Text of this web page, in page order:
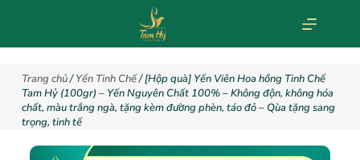
Trang chủ/Yến Tinh Chế/ [Hộp quà] Yến Viên Hoa hồng Tinh Chế
Tam Hỷ (100gr) – Yến Nguyên Chất 100% – Không độn, không hóa
chất, màu trắng ngà, tặng kèm đường phèn, táo đỏ – Qùa tặng sang
trọng, tinh tế